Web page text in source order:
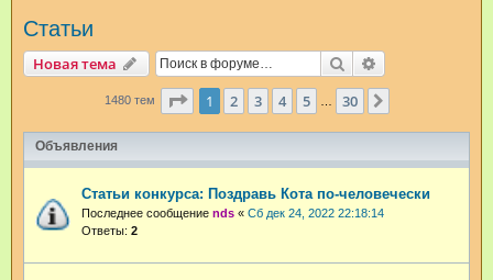
Статьи
Новая тема Поиск
1480 тем Страница из 30
1 2 3 4 5 30
Объявления
Статьи конкурса: Поздравь Кота по-человечески
Последнее сообщение nds « Сб дек 24, 2022 22:18:14
Ответы: 2